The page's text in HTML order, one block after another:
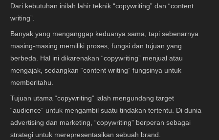
Dari kebutuhan inilah lahir teknik “copywriting” dan “content
writing”.
Banyak yang menganggap keduanya sama, tapi sebenarnya
masing-masing memiliki proses, fungsi dan tujuan yang
berbeda. Hal ini dikarenakan “copywriting” menjual atau
mengajak, sedangkan “content writing” fungsinya untuk
memberitahu.
Tujuan utama “copywriting” ialah mengundang target
“audience” untuk mengambil suatu tindakan tertentu. Di dunia
advertising dan marketing, “copywriting” berperan sebagai
strategi untuk merepresentasikan sebuah brand.